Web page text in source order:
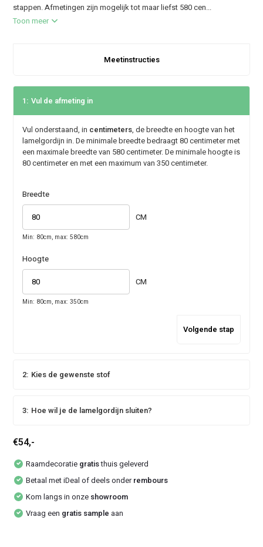
stappen. Afmetingen zijn mogelijk tot maar liefst 580 cen...
Toon meer
Meetinstructies
1: Vul de afmeting in
Vul onderstaand, in centimeters, de breedte en hoogte van het
lamelgordijn in. De minimale breedte bedraagt 80 centimeter met
een maximale breedte van 580 centimeter. De minimale hoogte is
80 centimeter en met een maximum van 350 centimeter.
Breedte
CM
Min: 80cm, max: 580cm
Hoogte
CM
Min: 80cm, max: 350cm
Volgende stap
2: Kies de gewenste stof
3: Hoe wil je de lamelgordijn sluiten?
€54,-
Raamdecoratie gratisthuis geleverd
Betaal met iDeal of deels onderrembours
Kom langs in onze showroom
Vraag een gratis sample aan